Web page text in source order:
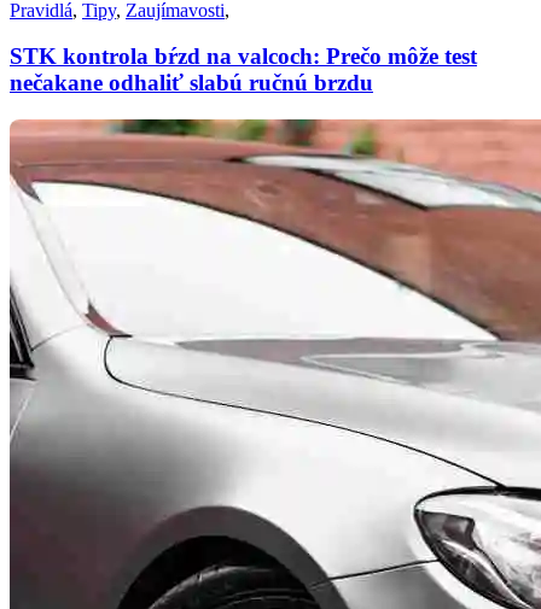
Pravidlá, Tipy, Zaujímavosti,
STK kontrola bŕzd na valcoch: Prečo môže test
nečakane odhaliť slabú ručnú brzdu